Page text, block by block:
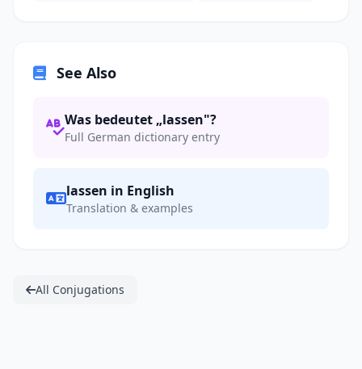
See Also
Was bedeutet „lassen"?
Full German dictionary entry
lassen in English
Translation & examples
All Conjugations